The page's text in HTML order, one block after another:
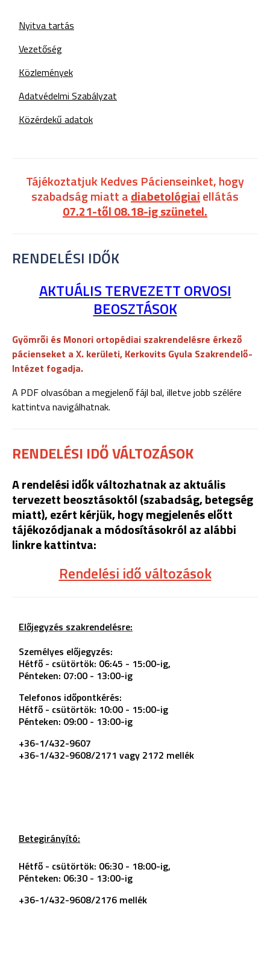
Nyitva tartás
Vezetőség
Közlemények
Adatvédelmi Szabályzat
Közérdekű adatok
Tájékoztatjuk Kedves Pácienseinket, hogy
szabadság miatt adiabetológiaiellátás
07.21-től 08.18-ig szünetel.
RENDELÉSI IDŐK
AKTUÁLIS TERVEZETT ORVOSI
BEOSZTÁSOK
Gyömrői és Monori ortopédiai szakrendelésre érkező
pácienseket a X. kerületi, Kerkovits Gyula Szakrendelő-
Intézet fogadja.
A PDF olvasóban a megjelenő fájl bal, illetve jobb szélére
kattintva navigálhatnak.
RENDELÉSI IDŐ VÁLTOZÁSOK
A rendelési idők változhatnak az aktuális
tervezett beosztásoktól (szabadság, betegség
miatt), ezért kérjük, hogy megjelenés előtt
tájékozódjanak amódosításokrólaz alábbi
linkre kattintva:
Rendelési idő változások
Előjegyzés szakrendelésre:
Személyes előjegyzés:
Hétfő - csütörtök: 06:45 - 15:00-ig,
Pénteken: 07:00 - 13:00-ig
Telefonos időpontkérés:
Hétfő - csütörtök: 10:00 - 15:00-ig
Pénteken: 09:00 - 13:00-ig
+36-1/432-9607
+36-1/432-9608/2171 vagy 2172 mellék
Betegirányító:
Hétfő - csütörtök: 06:30 - 18:00-ig,
Pénteken: 06:30 - 13:00-ig
+36-1/432-9608/2176 mellék